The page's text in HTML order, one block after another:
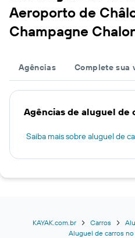
Aeroporto de
Champagne
Agências Complete sua
Agências de aluguel de
Saiba mais sobre aluguel de
KAYAK.com.br Carros
Aluguel de carros